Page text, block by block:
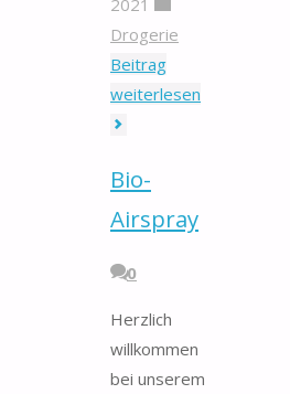
Drogerie
Beitrag
weiterlesen
Bio-
Airspray
0
Herzlich
willkommen
bei unserem